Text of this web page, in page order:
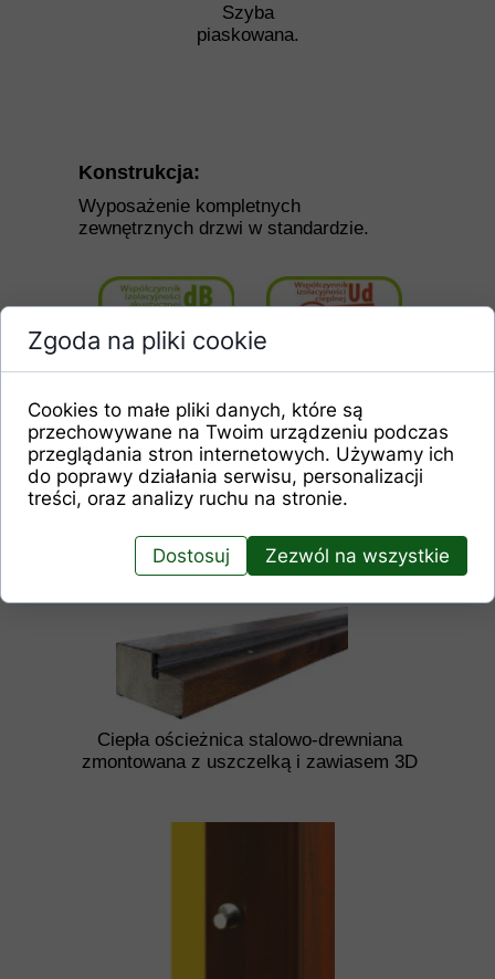
Wyposażenie kompletnych
zewnętrznych drzwi w standardzie.
Ciepła ościeżnica stalowo-drewniana
zmontowana z uszczelką i zawiasem 3D
Szyba
piaskowana.
Konstrukcja:
Zgoda na pliki cookie
Cookies to małe pliki danych, które są
przechowywane na Twoim urządzeniu podczas
przeglądania stron internetowych. Używamy ich
do poprawy działania serwisu, personalizacji
treści, oraz analizy ruchu na stronie.
Dostosuj Zezwól na wszystkie